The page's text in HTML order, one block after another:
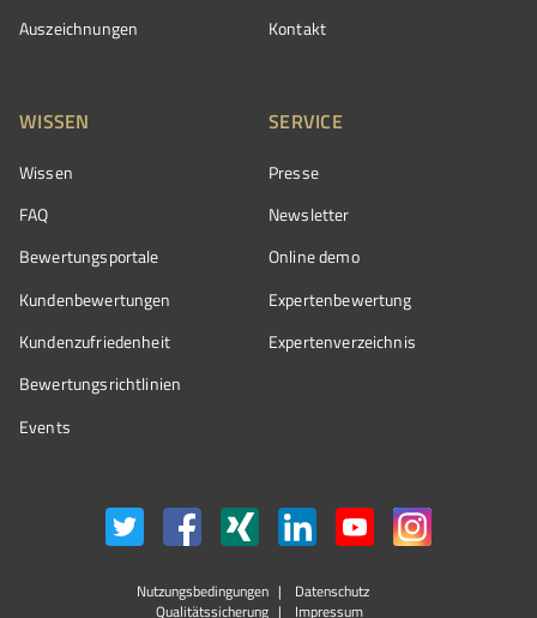
Auszeichnungen
Kontakt
WISSEN
Wissen
FAQ
Bewertungsportale
Kundenbewertungen
Kundenzufriedenheit
Bewertungs­richtlinien
Events
SERVICE
Presse
Newsletter
Online demo
Expertenbewertung
Expertenverzeichnis
Nutzungsbedingungen
Datenschutz
Qualitätssicherung
Impressum